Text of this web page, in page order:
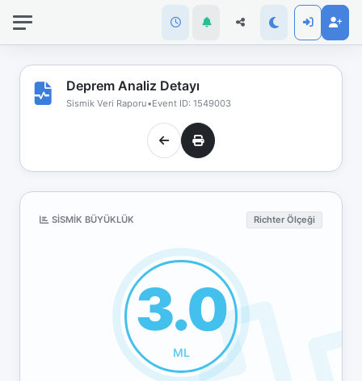
Deprem Analiz Detayı
Sismik Veri Raporu•Event ID: 1549003
SISMIK BÜYÜKLÜK Richter Ölçeği
3.0
ML
bağlantınız
koptu!
Çevrimdışı
moddasınız.